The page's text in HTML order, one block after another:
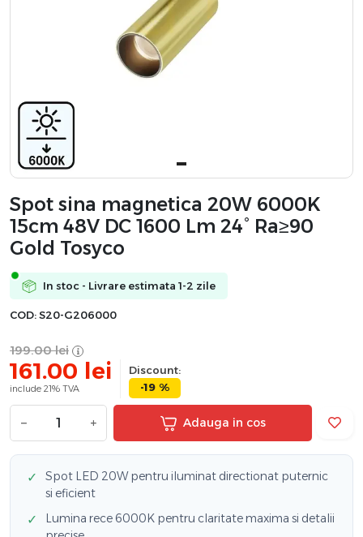
Spot sina magnetica 20W 6000K
15cm 48V DC 1600 Lm 24° Ra≥90
Gold Tosyco
In stoc - Livrare estimata 1-2 zile
COD: S20-G206000
199.00 lei
161.00 lei
include 21% TVA
Discount:
-19 %
− + Adauga in cos
✓
Spot LED 20W pentru iluminat directionat puternic
si eficient
✓
Lumina rece 6000K pentru claritate maxima si detalii